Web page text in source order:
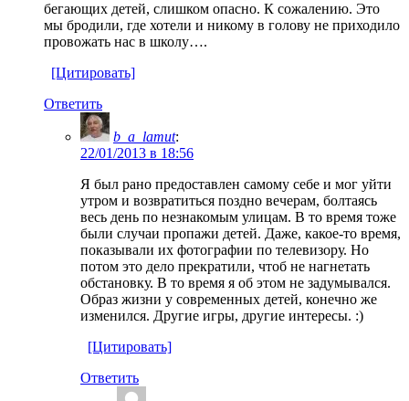
бегающих детей, слишком опасно. К сожалению. Это
мы бродили, где хотели и никому в голову не приходило
провожать нас в школу….
[Цитировать]
Ответить
b_a_lamut:
22/01/2013 в 18:56
Я был рано предоставлен самому себе и мог уйти
утром и возвратиться поздно вечерам, болтаясь
весь день по незнакомым улицам. В то время тоже
были случаи пропажи детей. Даже, какое-то время,
показывали их фотографии по телевизору. Но
потом это дело прекратили, чтоб не нагнетать
обстановку. В то время я об этом не задумывался.
Образ жизни у современных детей, конечно же
изменился. Другие игры, другие интересы. :)
[Цитировать]
Ответить